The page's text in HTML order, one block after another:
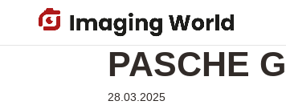
PASCHE
28.03.2025